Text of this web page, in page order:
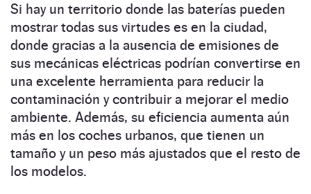
Si hay un territorio donde las baterías pueden
mostrar todas sus virtudes es en la ciudad,
donde gracias a la ausencia de emisiones de
sus mecánicas eléctricas podrían convertirse en
una excelente herramienta para reducir la
contaminación y contribuir a mejorar el medio
ambiente. Además, su eficiencia aumenta aún
más en los coches urbanos, que tienen un
tamaño y un peso más ajustados que el resto de
los modelos.